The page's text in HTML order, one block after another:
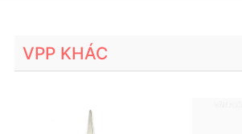
VPP KHÁC